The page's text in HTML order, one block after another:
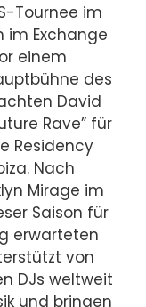
Tournee im
im Exchange
einem
des
David
Rave” für
Residency
Nach
Mirage im
Saison für
erwarteten
von
DJs weltweit
und bringen